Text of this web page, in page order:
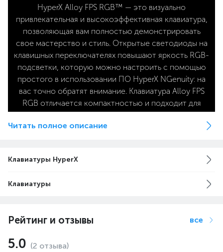
HyperX Alloy FPS RGB™ — это визуально
привлекательная и высокоэффективная клавиатура,
позволяющая вам полностью демонстрировать
свое мастерство и стиль. Открытые светодиоды на
клавишных переключателях повышают яркость RGB-
подсветки, которую можно настроить с помощью
простого в использовании ПО HyperX NGenuity: на
вас точно обратят внимание. Клавиатура Alloy FPS
RGB отличается компактностью и подходит для
достаточно места для маневров без необходимости
Читать полное описание
Клавиатуры HyperX
Клавиатуры
Рейтинг и отзывы все
5.0 (2 отзыва)